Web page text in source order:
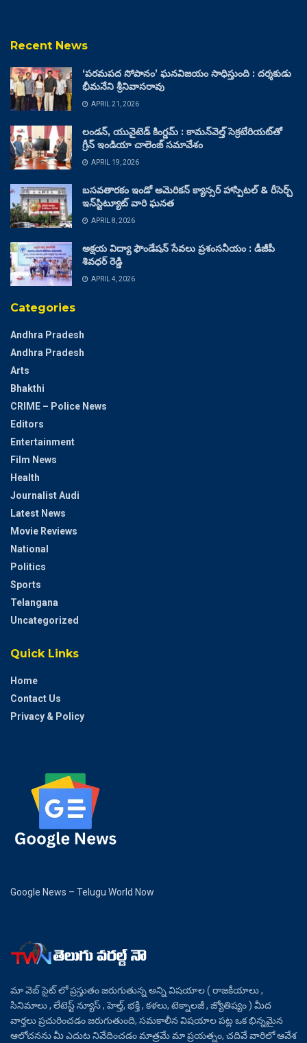
Recent News
‘పరమపద సోపానం’ ఘనవిజయం సాధిస్తుంది : దర్శకుడు
భీమనేని శ్రీనివాసరావు
APRIL 21, 2026
లండన్, యునైటెడ్ కింగ్డమ్ : కామన్‌వెల్త్ సెక్రటేరియట్‌తో
గ్రీన్ ఇండియా చాలెంజ్ సమావేశం
APRIL 19, 2026
బసవతారకం ఇండో అమెరికన్ క్యాన్సర్ హాస్పిటల్ & రీసెర్చ్
ఇన్‌స్టిట్యూట్ వారి ఘనత
APRIL 8, 2026
అక్షయ విద్యా ఫౌండేషన్ సేవలు ప్రశంసనీయం : డీజీపీ
శివధర్ రెడ్డి
APRIL 4, 2026
Categories
Andhra Pradesh
Andhra Pradesh
Arts
Bhakthi
CRIME – Police News
Editors
Entertainment
Film News
Health
Journalist Audi
Latest News
Movie Reviews
National
Politics
Sports
Telangana
Uncategorized
Quick Links
Home
Contact Us
Privacy & Policy
Google News – Telugu World Now
మా వెబ్ సైట్ లో ప్రస్తుతం జరుగుతున్న అన్ని విషయాల ( రాజకీయాలు ,
సినిమాలు , లేటెస్ట్ న్యూస్ , హెల్త్, భక్తి , కళలు, టెక్నాలజీ , జ్యోతిష్యం ) మీద
వార్తలు ప్రచురించడం జరుగుతుంది, సమకాలీన విషయాల పట్ల ఒక భిన్నమైన
ఆలోచనను మీ ఎదుట నివేదించడం మాత్రమే మా ప్రయత్నం, చదివే వారిలో ఆవేశ